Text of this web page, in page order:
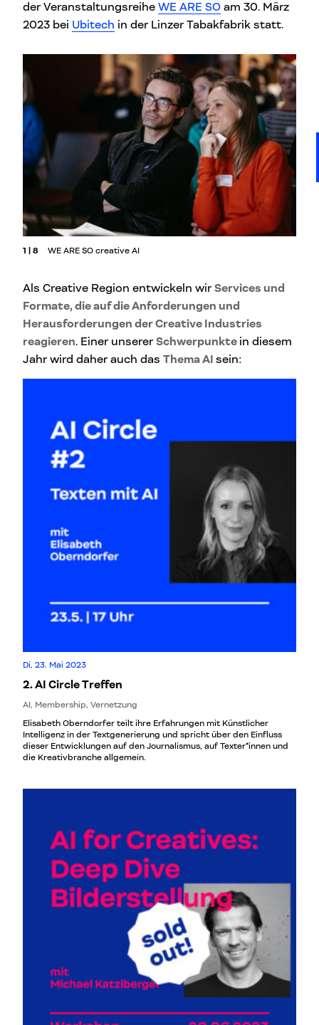
der Veranstaltungsreihe WE ARE SO am 30. März
2023 bei Ubitech in der Linzer Tabakfabrik statt.
1 | 8 WE ARE SO creative AI
Als Creative Region entwickeln wirServices und
Formate, die auf die Anforderungen und
Herausforderungen der Creative Industries
reagieren. Einer unsererSchwerpunkte in diesem
Jahr wird daher auch das Thema AI sein:
Di, 23. Mai 2023
2. AI Circle Treffen
AI, Membership, Vernetzung
Elisabeth Oberndorfer teilt ihre Erfahrungen mit Künstlicher
Intelligenz in der Textgenerierung und spricht über den Einfluss
dieser Entwicklungen auf den Journalismus, auf Texter*innen und
die Kreativbranche allgemein.